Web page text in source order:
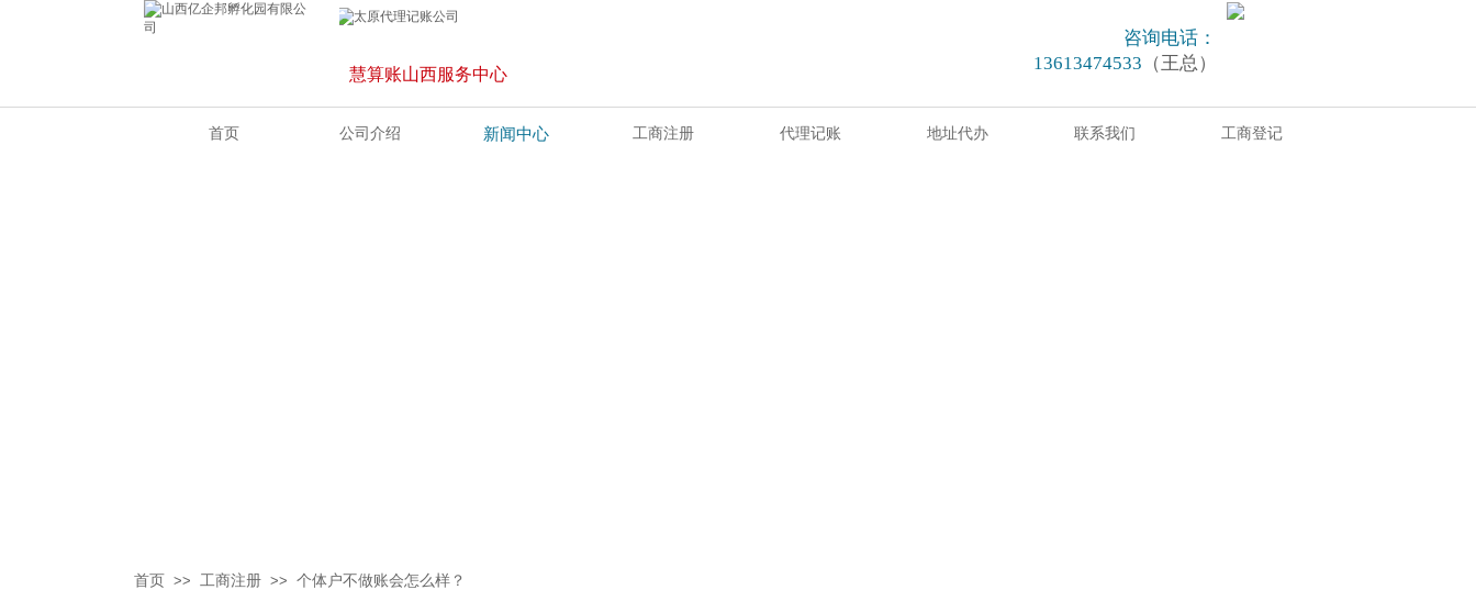
咨询电话：
13613474533 （王总）
慧算账山西服务中心
首页 公司介绍 新闻中心 工商注册 代理记账 地址代办 联系我们 工商登记
首页 >> 工商注册 >> 个体户不做账会怎么样？